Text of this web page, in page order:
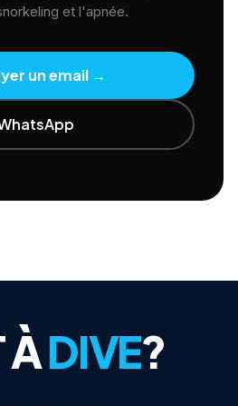
et l'apnée.
un email →
ÀDIVE?